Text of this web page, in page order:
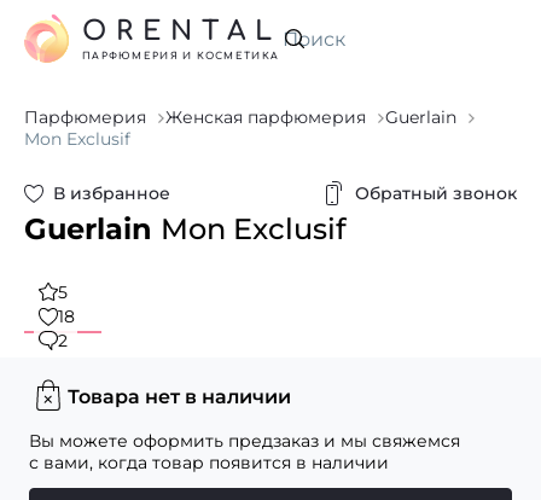
Искать
ORENTAL
ПАРФЮМЕРИЯ И КОСМЕТИКА
Парфюмерия Женская парфюмерия
Guerlain
Mon Exclusif
В избранное Обратный звонок
Guerlain Mon Exclusif
5
18
2
Товара нет в наличии
Вы можете оформить предзаказ и мы свяжемся
с вами, когда товар появится в наличии